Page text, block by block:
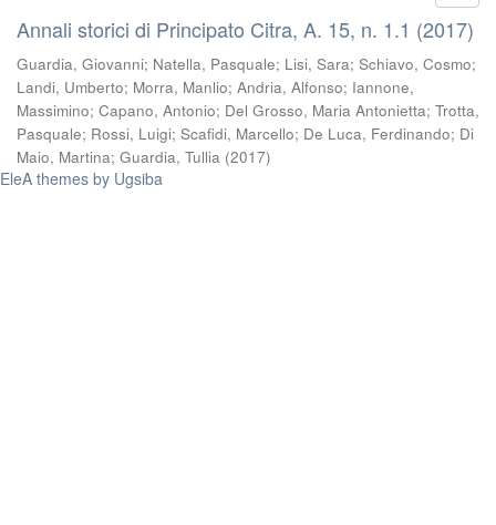
Annali storici di Principato Citra, A. 15, n. 1.1 (2017)
Guardia, Giovanni; Natella, Pasquale; Lisi, Sara; Schiavo, Cosmo;
Landi, Umberto; Morra, Manlio; Andria, Alfonso; Iannone,
Massimino; Capano, Antonio; Del Grosso, Maria Antonietta; Trotta,
Pasquale; Rossi, Luigi; Scafidi, Marcello; De Luca, Ferdinando; Di
Maio, Martina; Guardia, Tullia (2017)
EleA themes by Ugsiba